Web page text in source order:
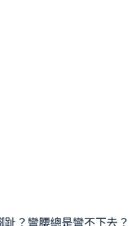
？彎腰總是彎不下去？